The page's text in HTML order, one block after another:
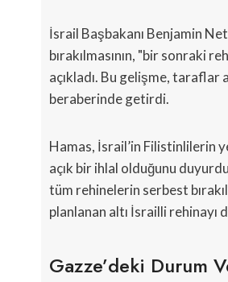
İsrail Başbakanı Benjamin
bırakılmasının, "bir sonraki
açıkladı. Bu gelişme, taraflar
beraberinde getirdi.
Hamas, İsrail’in Filistinlilerin
açık bir ihlal olduğunu
tüm rehinelerin serbest
planlanan altı İsrailli rehinayı
Gazze’deki Durum